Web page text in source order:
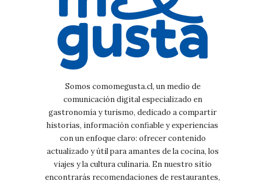
Somos comomegusta.cl, un medio de
comunicación digital especializado en
gastronomía y turismo, dedicado a compartir
historias, información confiable y experiencias
con un enfoque claro: ofrecer contenido
actualizado y útil para amantes de la cocina, los
viajes y la cultura culinaria. En nuestro sitio
encontrarás recomendaciones de restaurantes,